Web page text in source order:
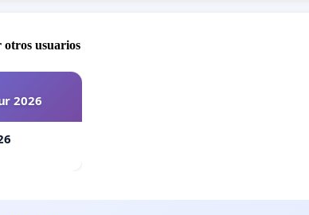
otros usuarios
2026